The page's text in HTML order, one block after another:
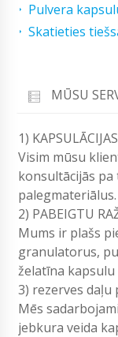
Pulvera
Skatieties
MŪSU
1)
Visim mūsu
konsultācijās
2) PABEIGTU
Mums ir plašs
granulatorus,
želatīna
3) rezerves daļu
Mēs
jebkura veida